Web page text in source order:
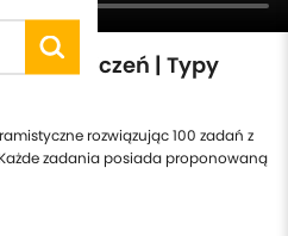
ćwiczeń | Typy
rozwiązując 100 zadań z
zadania posiada proponowaną